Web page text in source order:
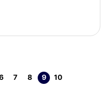
페이지
7
페이지
8
페이지열린
9
페이지다음>
10
페이지